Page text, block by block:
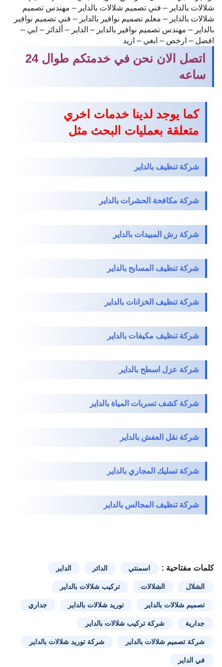
شلالات بالداير – فني تصميم شلالات بالداير – مهندس تصميم
شلالات بالداير – معلم تصميم نوافير بالداير – فني تصميم نوافير
بالداير – مهندس تصميم نوافير بالداير – الداير – ألدائر – ابي –
افضل – ارخص – ابغي – اريد
اتصل الان نحن في خدمتكم طوال 24
ساعه
كما يوجد لدينا خدمات اخري
متعلقة بعمليات البحث مثل
شركة تنظيف بالداير
شركة مكافحة الحشرات بالداير
شركة رش المبيدات بالداير
شركة تنظيف المسابح بالداير
شركة تنظيف الخزانات بالداير
شركة تنظيف مكيفات بالداير
شركة عزل اسطح بالداير
شركة كشف تسربات المياة بالداير
شركة نقل العفش بالداير
شركة تسليك المجاري بالداير
شركة تنظيف المجالس بالداير
كلمات مفتاحية : اسمنتي الدائر الداير
الشلال الشلالات تركيب شلالات بالداير
تصميم شلالات بالداير توريد شلالات بالداير جداري
جدارية شركة تركيب شلالات بالداير
شركة تصميم شلالات بالداير شركة توريد شلالات بالداير
في الداير